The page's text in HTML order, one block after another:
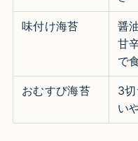
味付け海苔
醤
甘
で
おむすび海苔
3
い